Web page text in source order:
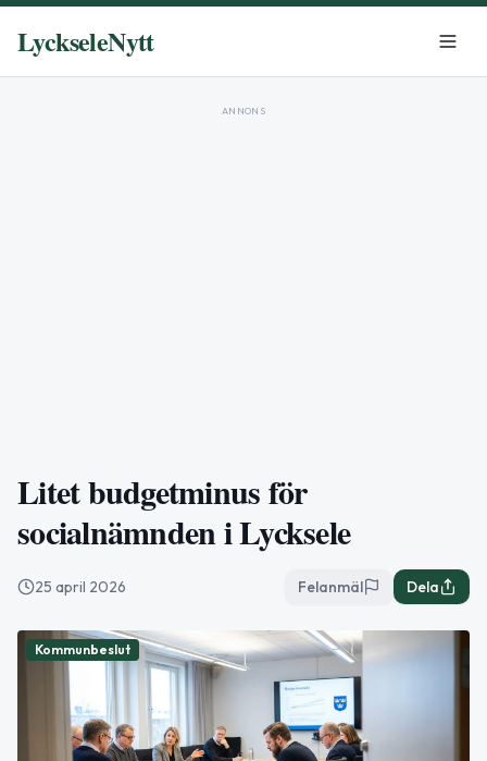
LyckseleNytt
ANNONS
Litet budgetminus för
socialnämnden i Lycksele
25 april 2026 Felanmäl Dela
Kommunbeslut